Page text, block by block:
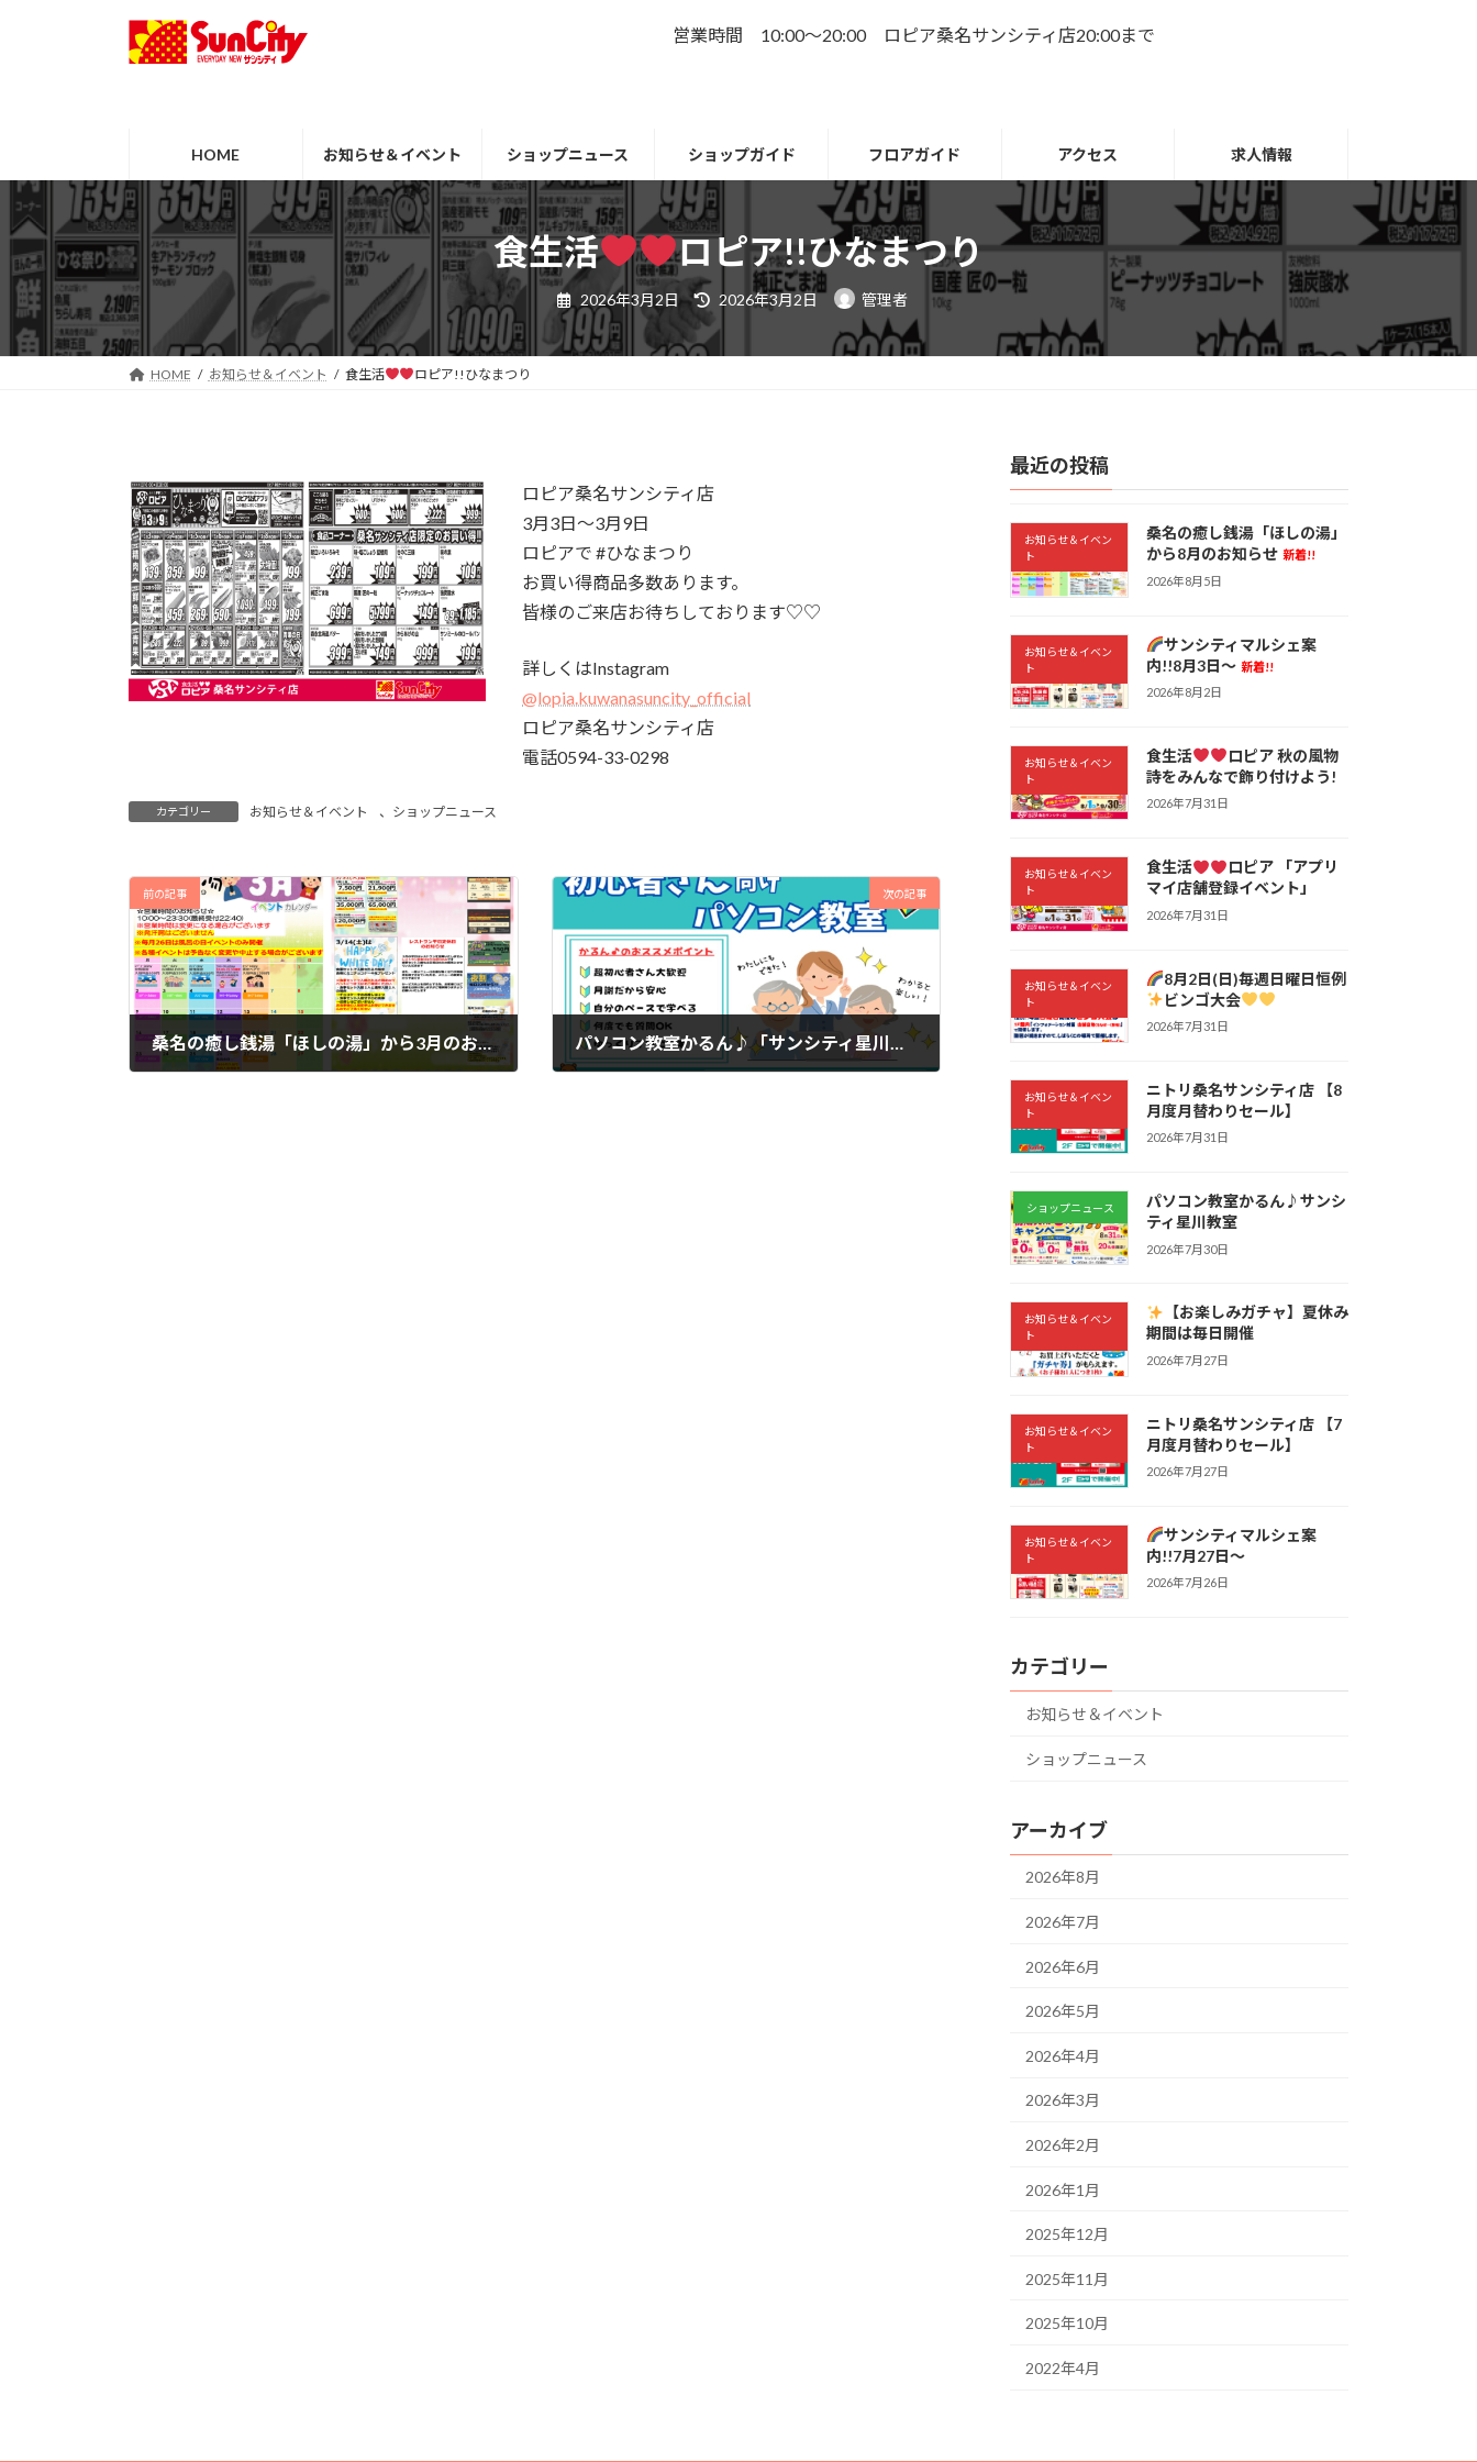
ッ
プ
移
動
営業時間 10:00～20:00 ロピア桑名サンシティ店20:00まで
HOME お知らせ＆イベント ショップニュース ショップガイド フロアガイド アクセス 求人情報
食生活 ロピア!!ひなまつり
2026年3月2日
最
終
日
2026年3月2日 管理者
HOME お知らせ＆イベント 食生活 ロピア!!ひなまつり
ロピア桑名サンシティ店
3月3日～3月9日
ロピアで #ひなまつり
お買い得商品多数あります。
皆様のご来店お待ちしております♡♡
詳しくはInstagram
@lopia.kuwanasuncity_official
ロピア桑名サンシティ店
電話0594-33-0298
カテゴリー お知らせ＆イベント 、 ショップニュース
前の記事
桑名の癒し銭湯「ほしの湯」から3月のお知らせ
次の記事
最近の投稿
お知らせ＆イベン
ト
桑名の癒し銭湯「ほしの湯」
から8月のお知らせ 新着!!
2026年8月5日
お知らせ＆イベン
ト
サンシティマルシェ案
内!!8月3日～ 新着!!
2026年8月2日
お知らせ＆イベン
ト
食生活
ロピア 秋の風物
詩をみんなで飾り付けよう!
2026年7月31日
お知らせ＆イベン
ト
食生活
ロピア 「アプリ
マイ店舗登録イベント」
2026年7月31日
お知らせ＆イベン
ト
8月2日(日)毎週日曜日恒例
ビンゴ大会
2026年7月31日
お知らせ＆イベン
ト
ニトリ桑名サンシティ店 【8
月度月替わりセール】
2026年7月31日
ショップニュース
パソコン教室かるん♪サンシ
ティ星川教室
2026年7月30日
お知らせ＆イベン
ト
【お楽しみガチャ】夏休み
期間は毎日開催
2026年7月27日
お知らせ＆イベン
ト
ニトリ桑名サンシティ店 【7
月度月替わりセール】
2026年7月27日
お知らせ＆イベン
ト
サンシティマルシェ案
内!!7月27日～
2026年7月26日
カテゴリー
お知らせ＆イベント
ショップニュース
アーカイブ
2026年8月
2026年7月
2026年6月
2026年5月
2026年4月
2026年3月
2026年2月
2026年1月
2025年12月
2025年11月
2025年10月
2022年4月